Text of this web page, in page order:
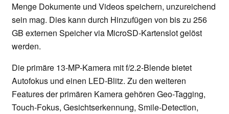
Menge Dokumente und Videos speichern, unzureichend
sein mag. Dies kann durch Hinzufügen von bis zu 256
GB externen Speicher via MicroSD-Kartenslot gelöst
werden.
Die primäre 13-MP-Kamera mit f/2.2-Blende bietet
Autofokus und einen LED-Blitz. Zu den weiteren
Features der primären Kamera gehören Geo-Tagging,
Touch-Fokus, Gesichtserkennung, Smile-Detection,